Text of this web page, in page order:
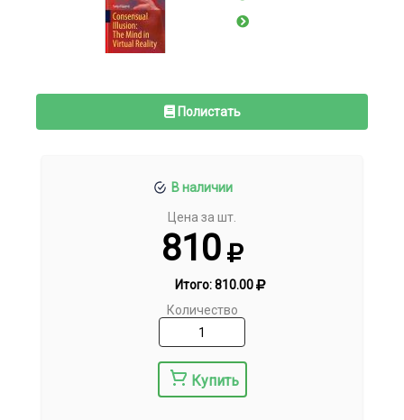
Полистать
В наличии
Цена за шт.
810
Итого:810.00
Количество
Купить